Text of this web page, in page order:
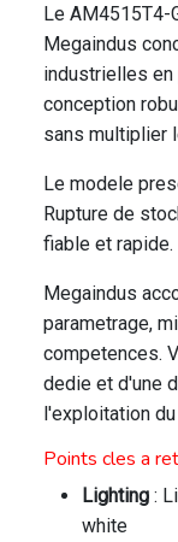
Le AM4515T4-
Megaindus
industrielles en
conception
sans multiplier
Le modele
Rupture de
fiable et rapide.
Megaindus
parametrage,
competences.
dedie et d'une
l'exploitation
Points cles a
Lighting :
white